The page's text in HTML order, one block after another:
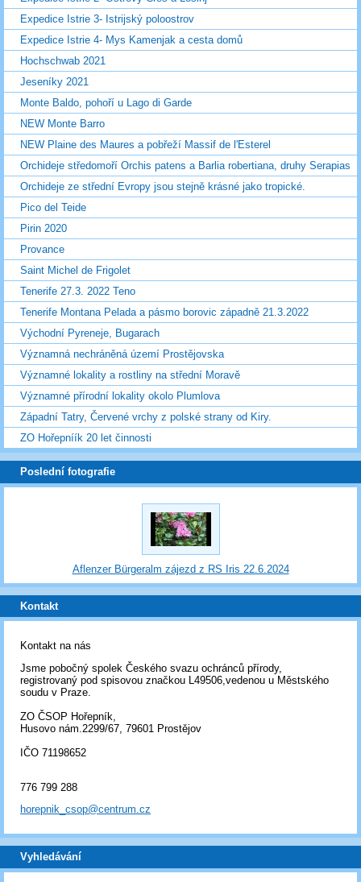
Expedice Istrie 3- Istrijský poloostrov
Expedice Istrie 4- Mys Kamenjak a cesta domů
Hochschwab 2021
Jeseníky 2021
Monte Baldo, pohoří u Lago di Garde
NEW Monte Barro
NEW Plaine des Maures a pobřeží Massif de l'Esterel
Orchideje středomoří Orchis patens a Barlia robertiana, druhy Serapias
Orchideje ze střední Evropy jsou stejně krásné jako tropické.
Pico del Teide
Pirin 2020
Provance
Saint Michel de Frigolet
Tenerife 27.3. 2022 Teno
Tenerife Montana Pelada a pásmo borovic západně 21.3.2022
Východní Pyreneje, Bugarach
Významná nechráněná území Prostějovska
Významné lokality a rostliny na střední Moravě
Významné přírodní lokality okolo Plumlova
Západní Tatry, Červené vrchy z polské strany od Kiry.
ZO Hořepníík 20 let činnosti
Poslední fotografie
Aflenzer Bürgeralm zájezd z RS Iris 22.6.2024
Kontakt
Kontakt na nás
Jsme pobočný spolek Českého svazu ochránců přírody,
registrovaný pod spisovou značkou L49506,vedenou u Městského
soudu v Praze.
ZO ČSOP Hořepník,
Husovo nám.2299/67, 79601 Prostějov
IČO 71198652
776 799 288
horepnik_csop@centrum.cz
Vyhledávání